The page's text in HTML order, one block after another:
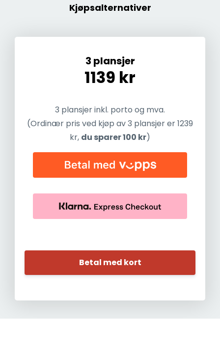
Kjøpsalternativer
3 plansjer
1139 kr
3 plansjer inkl. porto og mva.
(Ordinær pris ved kjøp av 3 plansjer er 1239
kr, du sparer 100 kr)
Betal med kort